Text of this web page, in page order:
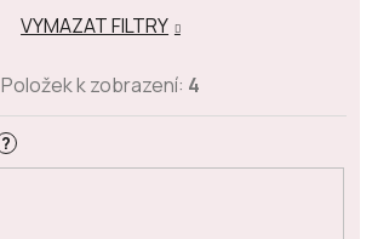
?
VYMAZAT FILTRY
Položek k zobrazení: 4